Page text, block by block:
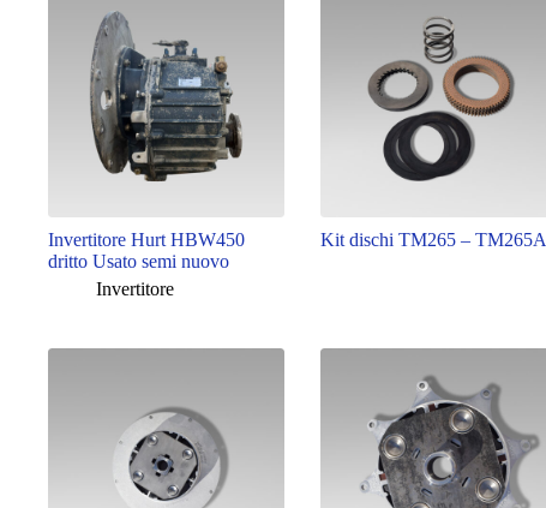
Invertitore Hurt HBW450
dritto Usato semi nuovo
Invertitore
Kit dischi TM265 – TM265A